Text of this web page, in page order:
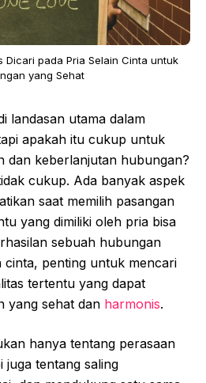
Dicari pada Pria Selain Cinta untuk
yang Sehat
landasan utama dalam
apakah itu cukup untuk
dan keberlanjutan hubungan?
cukup. Ada banyak aspek
saat memilih pasangan
yang dimiliki oleh pria bisa
sebuah hubungan
cinta, penting untuk mencari
tertentu yang dapat
yang sehat dan harmonis.
hanya tentang perasaan
juga tentang saling